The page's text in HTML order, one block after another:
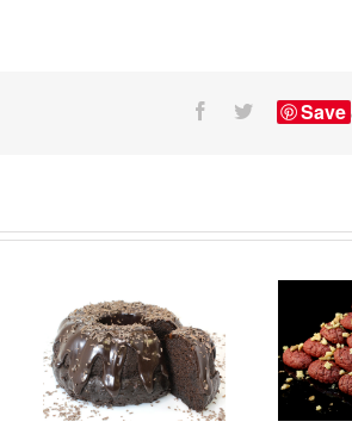
Save
Η ΣΥΝΤΑΓΗ ΤΟΥ
ΜΗΝΑ –
ΝΟΕΜΒΡΙΟΣ